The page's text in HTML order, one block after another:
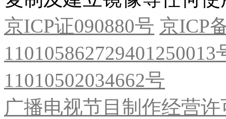
京ICP证090880号 京ICP
11010502034662号
广播电视节目制作经营